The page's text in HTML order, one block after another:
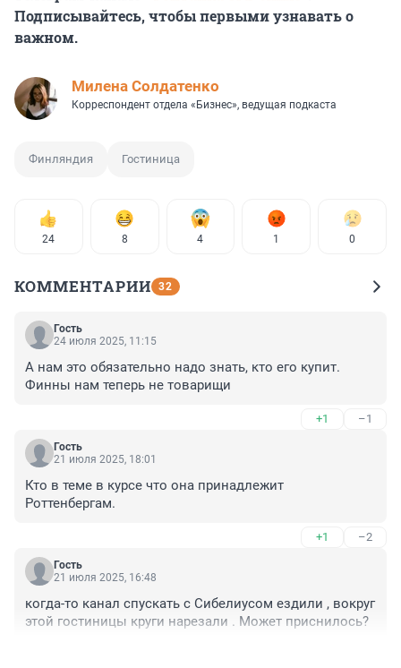
Подписывайтесь, чтобы первыми узнавать о
важном.
Милена Солдатенко
Корреспондент отдела «Бизнес», ведущая подкаста
Финляндия Гостиница
24 8 4 1 0
КОММЕНТАРИИ 32
Гость
24 июля 2025, 11:15
А нам это обязательно надо знать, кто его купит.
Финны нам теперь не товарищи
+1 –1
Гость
21 июля 2025, 18:01
Кто в теме в курсе что она принадлежит
Роттенбергам.
+1 –2
Гость
21 июля 2025, 16:48
когда-то канал спускать с Сибелиусом ездили , вокруг
этой гостиницы круги нарезали . Может приснилось?